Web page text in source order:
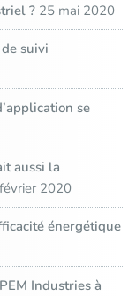
? 25 mai 2020
suivi
se
aussi la
2020
énergétique
Industries à